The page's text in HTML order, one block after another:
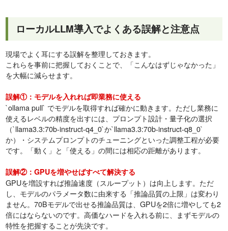
ローカルLLM導入でよくある誤解と注意点
現場でよく耳にする誤解を整理しておきます。
これらを事前に把握しておくことで、「こんなはずじゃなかった」
を大幅に減らせます。
誤解①：モデルを入れれば即業務に使える
`ollama pull` でモデルを取得すれば確かに動きます。ただし業務に
使えるレベルの精度を出すには、プロンプト設計・量子化の選択
（`llama3.3:70b-instruct-q4_0`か`llama3.3:70b-instruct-q8_0`
か）・システムプロンプトのチューニングといった調整工程が必要
です。「動く」と「使える」の間には相応の距離があります。
誤解②：GPUを増やせばすべて解決する
GPUを増設すれば推論速度（スループット）は向上します。ただ
し、モデルのパラメータ数に由来する「推論品質の上限」は変わり
ません。70Bモデルで出せる推論品質は、GPUを2倍に増やしても2
倍にはならないのです。高価なハードを入れる前に、まずモデルの
特性を把握することが先決です。